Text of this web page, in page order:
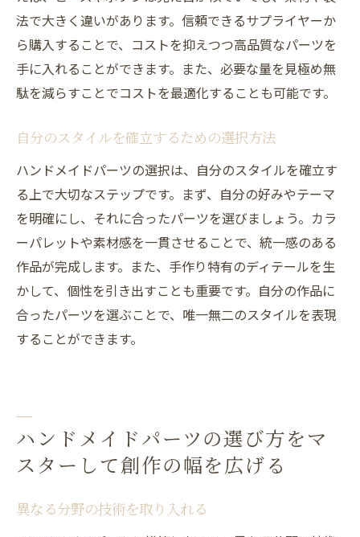
法で大きく違いがあります。信頼できるサプライヤーか
ら購入することで、コストを抑えつつ高品質なパーツを
手に入れることができます。また、必要な量を見極め無
駄を減らすことでコストを最適化することも可能です。
自分のスタイルを確立するための選択方法
ハンドメイドパーツの選択は、自分のスタイルを確立す
る上で大切なステップです。まず、自分の好みやテーマ
を明確にし、それに合ったパーツを選びましょう。カラ
ーパレットや素材感を一貫させることで、統一感のある
作品が完成します。また、手作り特有のディテールを生
かして、個性を引き出すことも重要です。自分の作品に
合ったパーツを選ぶことで、唯一無二のスタイルを表現
することができます。
ハンドメイドパーツの選び方をマ
スターして創作の幅を広げる
異なる分野の技術を取り入れる